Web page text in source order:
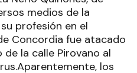
medios de la
profesión en el
Concordia fue atacado
la calle Pirovano al
los